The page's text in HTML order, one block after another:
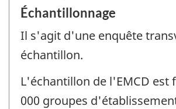
Échantillonnage
Il s'agit d'une enquête
échantillon.
L'échantillon de l'EMCD est
000 groupes